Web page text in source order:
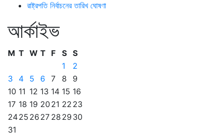
রাষ্ট্রপতি নির্বাচনের তারিখ ঘোষণা
আর্কাইভ
M T W T F S S
1
2
3
4 5 6 7 8
9
10 11 12 13 14 15 16
17 18 19 20 21 22 23
2425 26 27 28 29 30
31